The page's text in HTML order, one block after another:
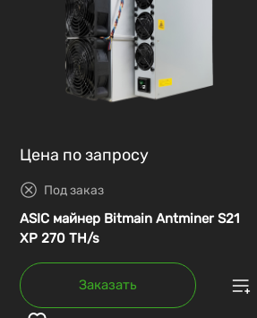
Цена по запросу
Под заказ
ASIC майнер Bitmain Antminer S21
XP 270 TH/s
Заказать